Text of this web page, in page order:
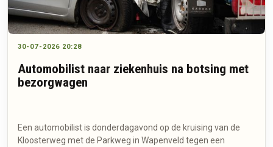
30-07-2026 20:28
Automobilist naar ziekenhuis na botsing met
bezorgwagen
Een automobilist is donderdagavond op de kruising van de
Kloosterweg met de Parkweg in Wapenveld tegen een